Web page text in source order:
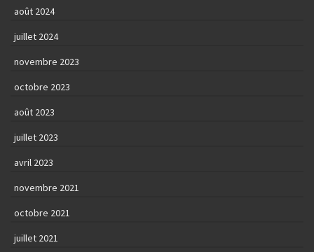
août 2024
juillet 2024
novembre 2023
octobre 2023
août 2023
juillet 2023
avril 2023
novembre 2021
octobre 2021
juillet 2021